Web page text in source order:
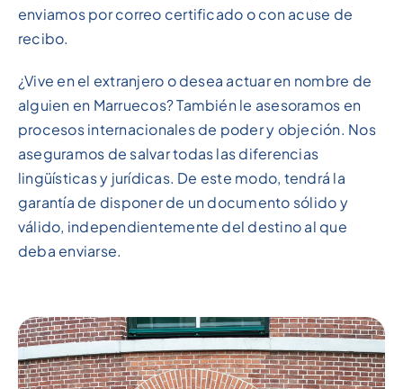
enviamos por correo certificado o con acuse de
recibo.
¿Vive en el extranjero o desea actuar en nombre de
alguien en Marruecos? También le asesoramos en
procesos internacionales de poder y objeción. Nos
aseguramos de salvar todas las diferencias
lingüísticas y jurídicas. De este modo, tendrá la
garantía de disponer de un documento sólido y
válido, independientemente del destino al que
deba enviarse.